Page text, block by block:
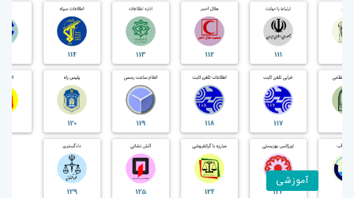
آموزشی